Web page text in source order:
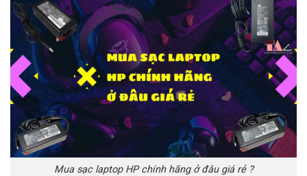
Mua sạc laptop HP chính hãng ở đâu giá rẻ ?